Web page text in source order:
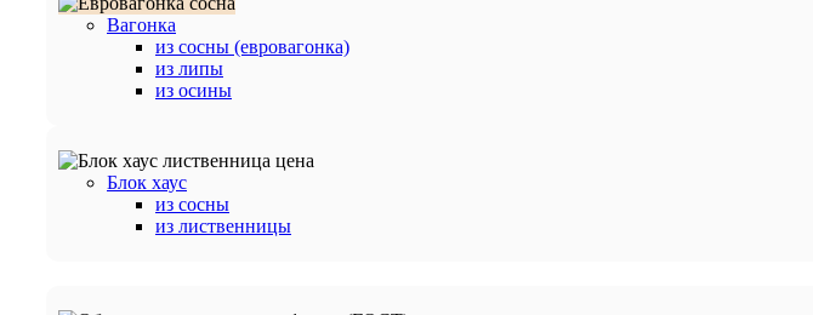
Вагонка
из сосны (евровагонка)
из липы
из осины
Блок хаус
из сосны
из лиственницы